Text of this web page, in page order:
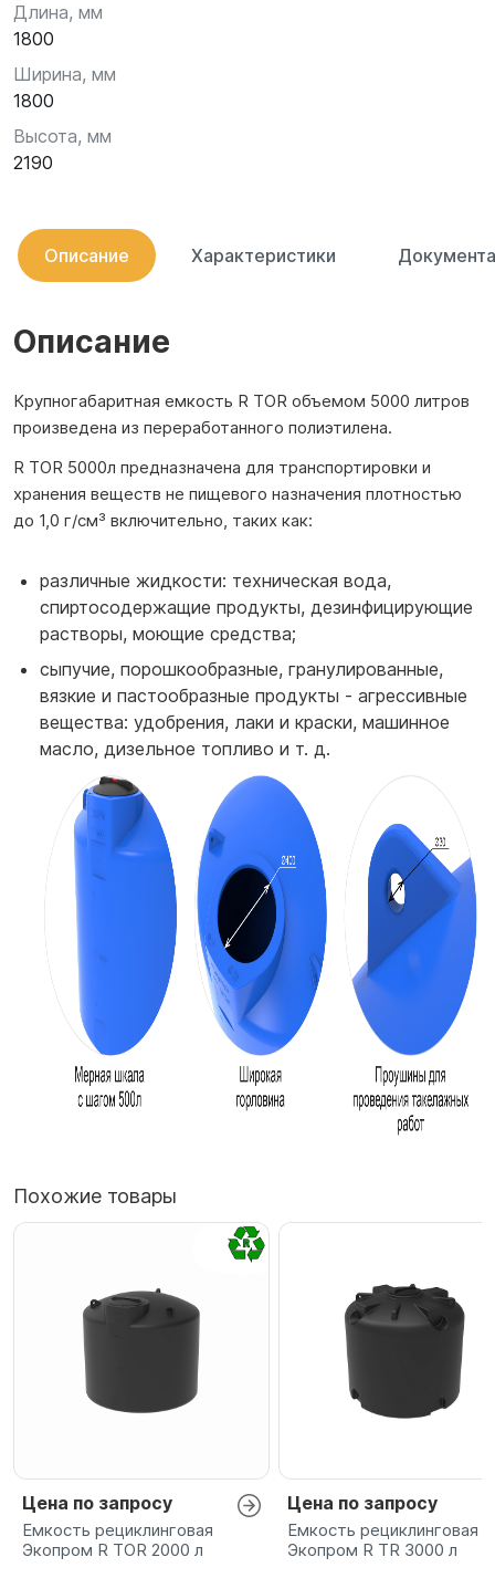
Длина, мм
1800
Ширина, мм
1800
Высота, мм
2190
Описание Характеристики
Описание
Крупногабаритная емкость R TOR объемом 5000 литров
произведена из переработанного полиэтилена.
R ТOR 5000л предназначена для транспортировки и
хранения веществ не пищевого назначения плотностью
до 1,0 г/см³ включительно, таких как:
различные жидкости: техническая вода,
спиртосодержащие продукты, дезинфицирующие
растворы, моющие средства;
сыпучие, порошкообразные, гранулированные,
вязкие и пастообразные продукты - агрессивные
вещества: удобрения, лаки и краски, машинное
масло, дизельное топливо и т. д.
Похожие товары
Цена по запросу
Емкость рециклинговая
Экопром R TOR 2000 л
Цена по запросу
Емкость рециклинговая
Экопром R TR 3000 л